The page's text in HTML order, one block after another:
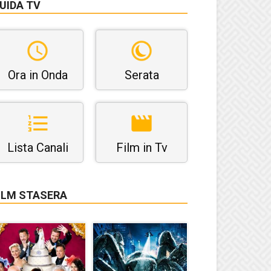
TV
Ora in Onda Serata
Lista Canali Film in Tv
STASERA